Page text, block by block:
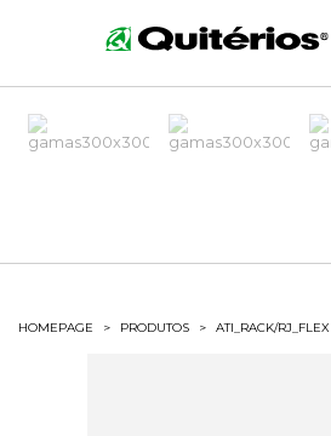
HOMEPAGE > PRODUTOS > ATI_RACK/RJ_FLEX